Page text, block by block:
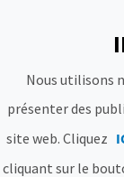
7/8/2026 - 9/8/
Nous utilisons
présenter des
site web. Cliquez
cliquant sur le